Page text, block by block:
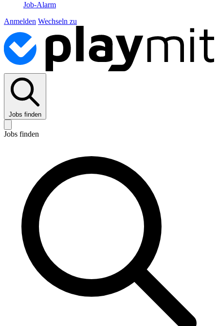
Job-Alarm
Anmelden Wechseln zu
Jobs finden
Jobs finden